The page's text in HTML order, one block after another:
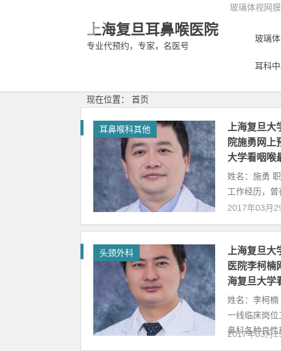
玻璃体视网
上海复旦耳鼻喉医院
专业代预约，专家，名医号
玻璃
耳科
现在位置： 首页
耳鼻喉科其他
上海复旦
院施勇网上
大学看咽喉
姓名：施勇
工作经历，
2017年03月
头颈外科
上海复旦
医院李柯楠
海复旦大学
姓名：李柯
一线临床岗
鼻科各种良
2017年03月